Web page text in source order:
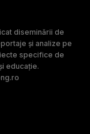
diseminării de
și analize pe
specifice de
educație.